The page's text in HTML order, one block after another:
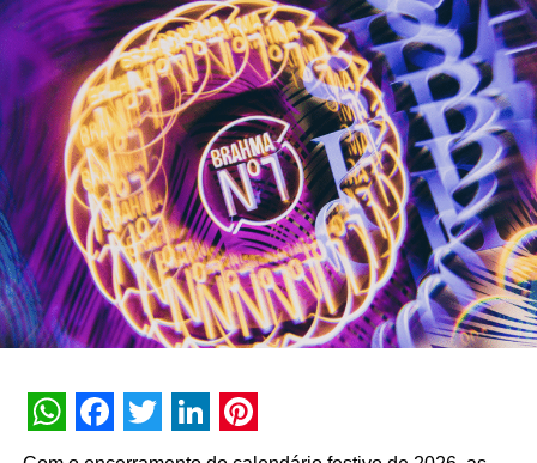
capacidade transacional e conversacional, a plataforma
soma mais de 3 bilhões de interações históricas. No
primeiro semestre de 2026, a assistente registrou 74
milhões de interações, alcançando uma taxa de retenção
interna de 90% e índice de resolutividade de 87% nos
atendimentos.
Além da b.ia, o Meu Bradesco engloba ferramentas como
o E-agro — plataforma digital direcionada a produtores
rurais — e sistemas de recomendação de investimentos
suportados porGenAI(Inteligência Artificial Generativa),
que fornecem assessoria financeira automatizada e
A estratégia de divulgação da campanha engloba
WhatsApp
Facebook
Twitter
LinkedIn
Pinterest